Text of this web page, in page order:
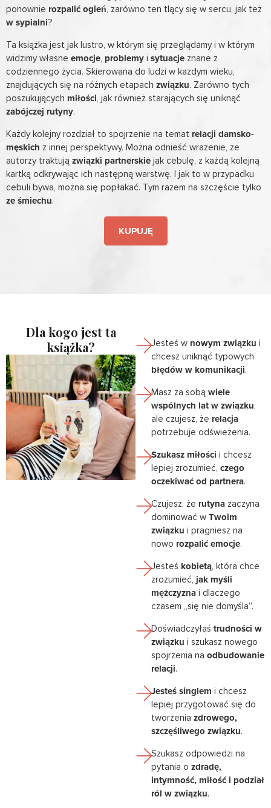
ponownie rozpalić ogień, zarówno ten tlący się w sercu, jak też
w sypialni?
Ta książka jest jak lustro, w którym się przeglądamy i w którym
widzimy własne emocje, problemy i sytuacje znane z
codziennego życia. Skierowana do ludzi w każdym wieku,
znajdujących się na różnych etapach związku. Zarówno tych
poszukujących miłości, jak również starających się uniknąć
zabójczej rutyny.
Każdy kolejny rozdział to spojrzenie na temat relacji damsko-
męskich z innej perspektywy. Można odnieść wrażenie, że
autorzy traktują związki partnerskie jak cebulę, z każdą kolejną
kartką odkrywając ich następną warstwę. I jak to w przypadku
cebuli bywa, można się popłakać. Tym razem na szczęście tylko
ze śmiechu.
KUPUJĘ
Dla kogo jest ta
książka?
Jesteś w nowym związku i
chcesz uniknąć typowych
błędów w komunikacji.
Masz za sobą wiele
wspólnych lat w związku,
ale czujesz, że relacja
potrzebuje odświeżenia.
Szukasz miłości i chcesz
lepiej zrozumieć, czego
oczekiwać od partnera.
Czujesz, że rutynazaczyna
dominować w Twoim
związku i pragniesz na
nowo rozpalić emocje.
Jesteś kobietą, która chce
zrozumieć, jak myśli
mężczyznai dlaczego
czasem „się nie domyśla”.
Doświadczyłaś trudności w
związku i szukasz nowego
spojrzenia na odbudowanie
relacji.
Jesteś singlem i chcesz
lepiej przygotować się do
tworzenia zdrowego,
szczęśliwego związku.
Szukasz odpowiedzi na
pytania o zdradę,
intymność, miłość i podział
ról w związku.